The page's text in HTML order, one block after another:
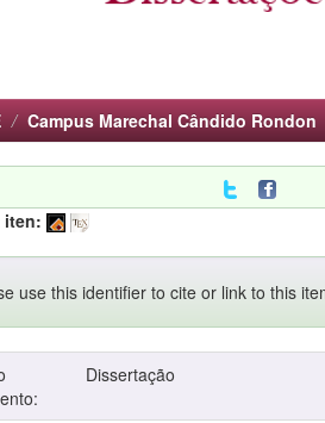
Campus Marechal Cândido Rondon
iten:
use this identifier to cite or link to this
Dissertação